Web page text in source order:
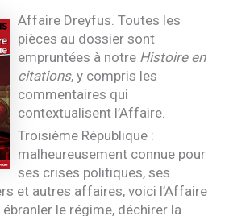
Affaire Dreyfus. Toutes les
pièces au dossier sont
empruntées à notre Histoire en
citations, y compris les
commentaires qui
contextualisent l’Affaire.
Troisième République :
malheureusement connue pour
ses crises politiques, ses
et autres affaires, voici l’Affaire
le régime, déchirer la